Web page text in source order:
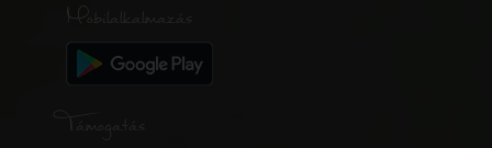
Mobilalkalmazás
Támogatás